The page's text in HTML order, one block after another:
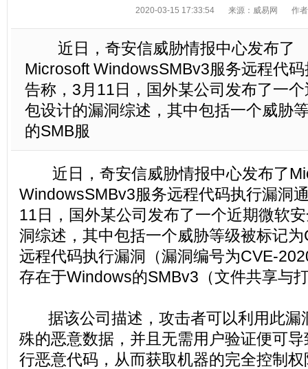
2020-03-15 17:33:54 来源：威易网 作
近日，奇安信威胁情报中心发布了
Microsoft WindowsSMBv3服务远程代
告称，3月11日，国外某公司发布了一
包设计的漏洞综述，其中包括一个威胁
的SMB服
近日，奇安信威胁情报中心发布了
WindowsSMBv3服务远程代码执行漏洞
11日，国外某公司发布了一个近期微软
洞综述，其中包括一个威胁等级被标记
远程代码执行漏洞（漏洞编号为CVE-
存在于Windows的SMBv3（文件共享与
据该公司描述，攻击者可以利用此漏
殊的恶意数据，并且无需用户验证便可
行恶意代码，从而获取机器的完全控制